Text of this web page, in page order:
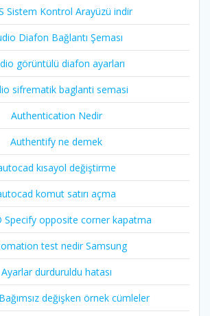
Sistem Kontrol Arayüzü indir
Diafon Bağlantı Şeması
görüntülü diafon ayarları
sifrematik baglanti semasi
Authentication Nedir
Authentify ne demek
kısayol değiştirme
komut satırı açma
Specify opposite corner kapatma
test nedir Samsung
Ayarlar durduruldu hatası
değişken örnek cümleler